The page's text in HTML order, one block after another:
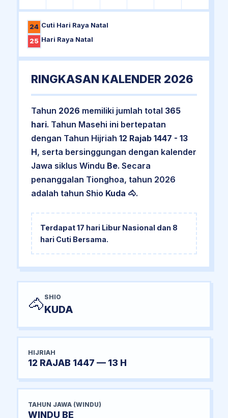
24 Cuti Hari Raya Natal
25 Hari Raya Natal
RINGKASAN KALENDER 2026
Tahun 2026 memiliki jumlah total 365
hari. Tahun Masehi ini bertepatan
dengan Tahun Hijriah 12 Rajab 1447 - 13
H, serta bersinggungan dengan kalender
Jawa siklus Windu Be. Secara
penanggalan Tionghoa, tahun 2026
adalah tahun Shio Kuda 🐴.
Terdapat17 hari Libur Nasionaldan 8
hari Cuti Bersama.
🐴 SHIO
KUDA
HIJRIAH
12 RAJAB 1447 — 13 H
TAHUN JAWA (WINDU)
WINDU BE